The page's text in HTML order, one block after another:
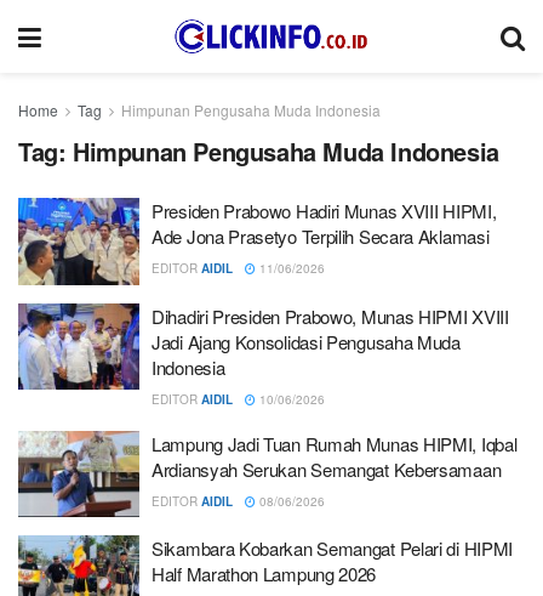
Home Tag Himpunan Pengusaha Muda Indonesia
Tag: Himpunan Pengusaha Muda Indonesia
Presiden Prabowo Hadiri Munas XVIII HIPMI,
Ade Jona Prasetyo Terpilih Secara Aklamasi
EDITOR AIDIL 11/06/2026
Dihadiri Presiden Prabowo, Munas HIPMI XVIII
Jadi Ajang Konsolidasi Pengusaha Muda
Indonesia
EDITOR AIDIL 10/06/2026
Lampung Jadi Tuan Rumah Munas HIPMI, Iqbal
Ardiansyah Serukan Semangat Kebersamaan
EDITOR AIDIL 08/06/2026
Sikambara Kobarkan Semangat Pelari di HIPMI
Half Marathon Lampung 2026